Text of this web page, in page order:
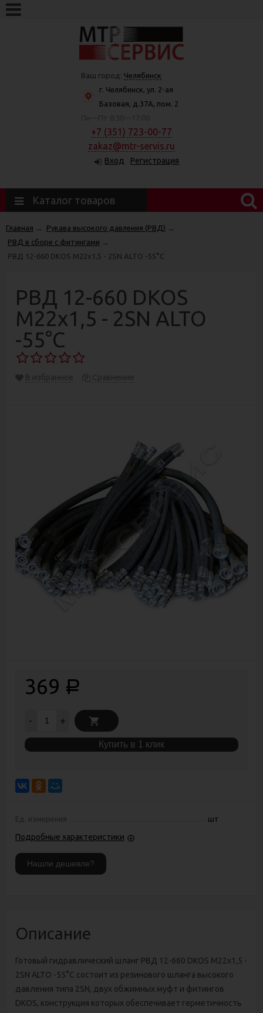
Ваш город: Челябинск
г. Челябинск, ул. 2-ая
Базовая, д.37А, пом. 2
+7 (351) 723-00-77
zakaz@mtr-servis.ru
Вход Регистрация
Каталог товаров
Главная Рукава высокого давления (РВД)
РВД в сборе с фитингами
РВД 12-660 DKOS М22х1,5 - 2SN ALTO -55°C
РВД 12-660 DKOS
М22х1,5 - 2SN ALTO
-55°C
369 Р
- +
Купить в 1 клик
Ед. измерения шт
Подробные характеристики
Описание
Готовый гидравлический шланг РВД 12-660 DKOS М22х1,5 -
2SN ALTO -55°C состоит из резинового шланга высокого
давления типа 2SN, двух обжимных муфт и фитингов
DKOS, конструкция которых обеспечивает герметичность